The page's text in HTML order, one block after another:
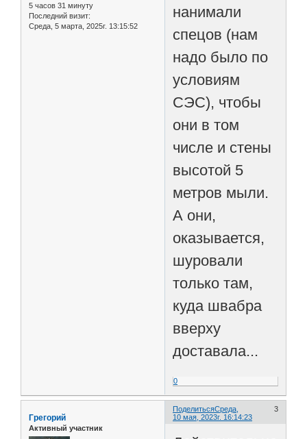
5 часов 31 минуту
Последний визит:
Среда, 5 марта, 2025г. 13:15:52
нанимали
спецов (нам
надо было по
условиям
СЭС), чтобы
они в том
числе и стены
высотой 5
метров мыли.
А они,
оказывается,
шуровали
только там,
куда швабра
вверху
доставала...
0
Поделиться 3
Среда,
10 мая, 2023г. 16:14:23
Грегорий
Активный участник